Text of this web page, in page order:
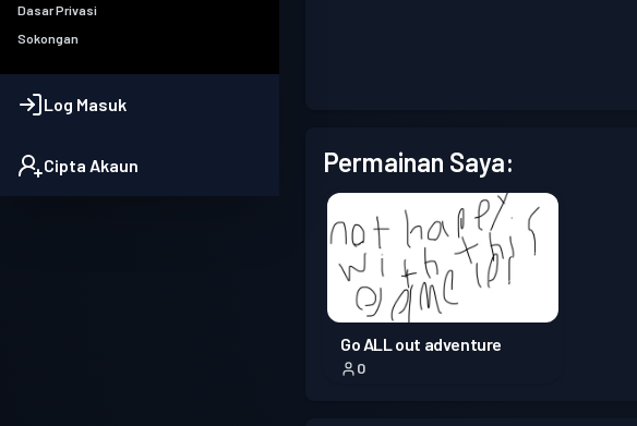
Dasar Privasi
Sokongan
Log Masuk
Cipta Akaun Permainan Saya:
Go ALL out adventure
0